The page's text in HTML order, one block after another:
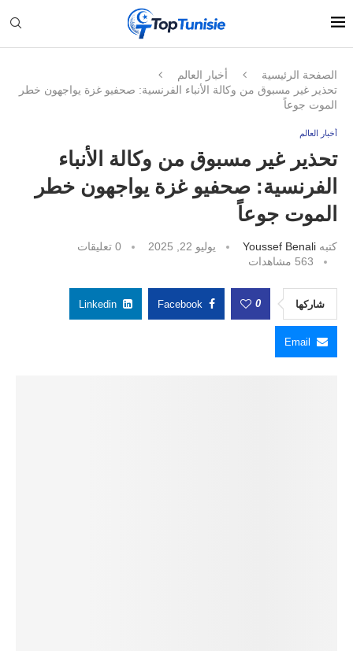
الصفحة الرئيسية
أخبار العالم
تحذير غير مسبوق من وكالة الأنباء الفرنسية: صحفيو غزة يواجهون خطر
الموت جوعاً
أخبار العالم
تحذير غير مسبوق من وكالة الأنباء
الفرنسية: صحفيو غزة يواجهون خطر
الموت جوعاً
كتبه Youssef Benali يوليو 22, 2025
0 تعليقات
563 مشاهدات
شاركها 0
Facebook
Linkedin
Email